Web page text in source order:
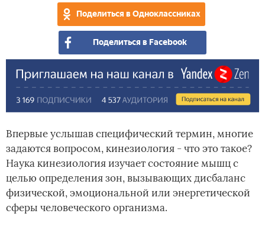
Поделиться в Одноклассниках
Поделиться в Facebook
Впервые услышав специфический термин, многие
задаются вопросом, кинезиология - что это такое?
Наука кинезиология изучает состояние мышц с
целью определения зон, вызывающих дисбаланс
физической, эмоциональной или энергетической
сферы человеческого организма.